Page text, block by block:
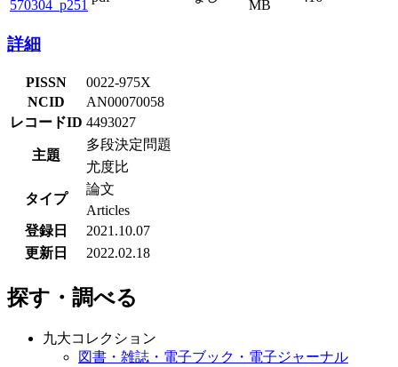
570304_p251 MB
詳細
PISSN
0022-975X
NCID
AN00070058
レコードID 4493027
主題
多段決定問題
尤度比
タイプ
論文
Articles
登録日
2021.10.07
更新日
2022.02.18
探す・調べる
九大コレクション
図書・雑誌・電子ブック・電子ジャーナル